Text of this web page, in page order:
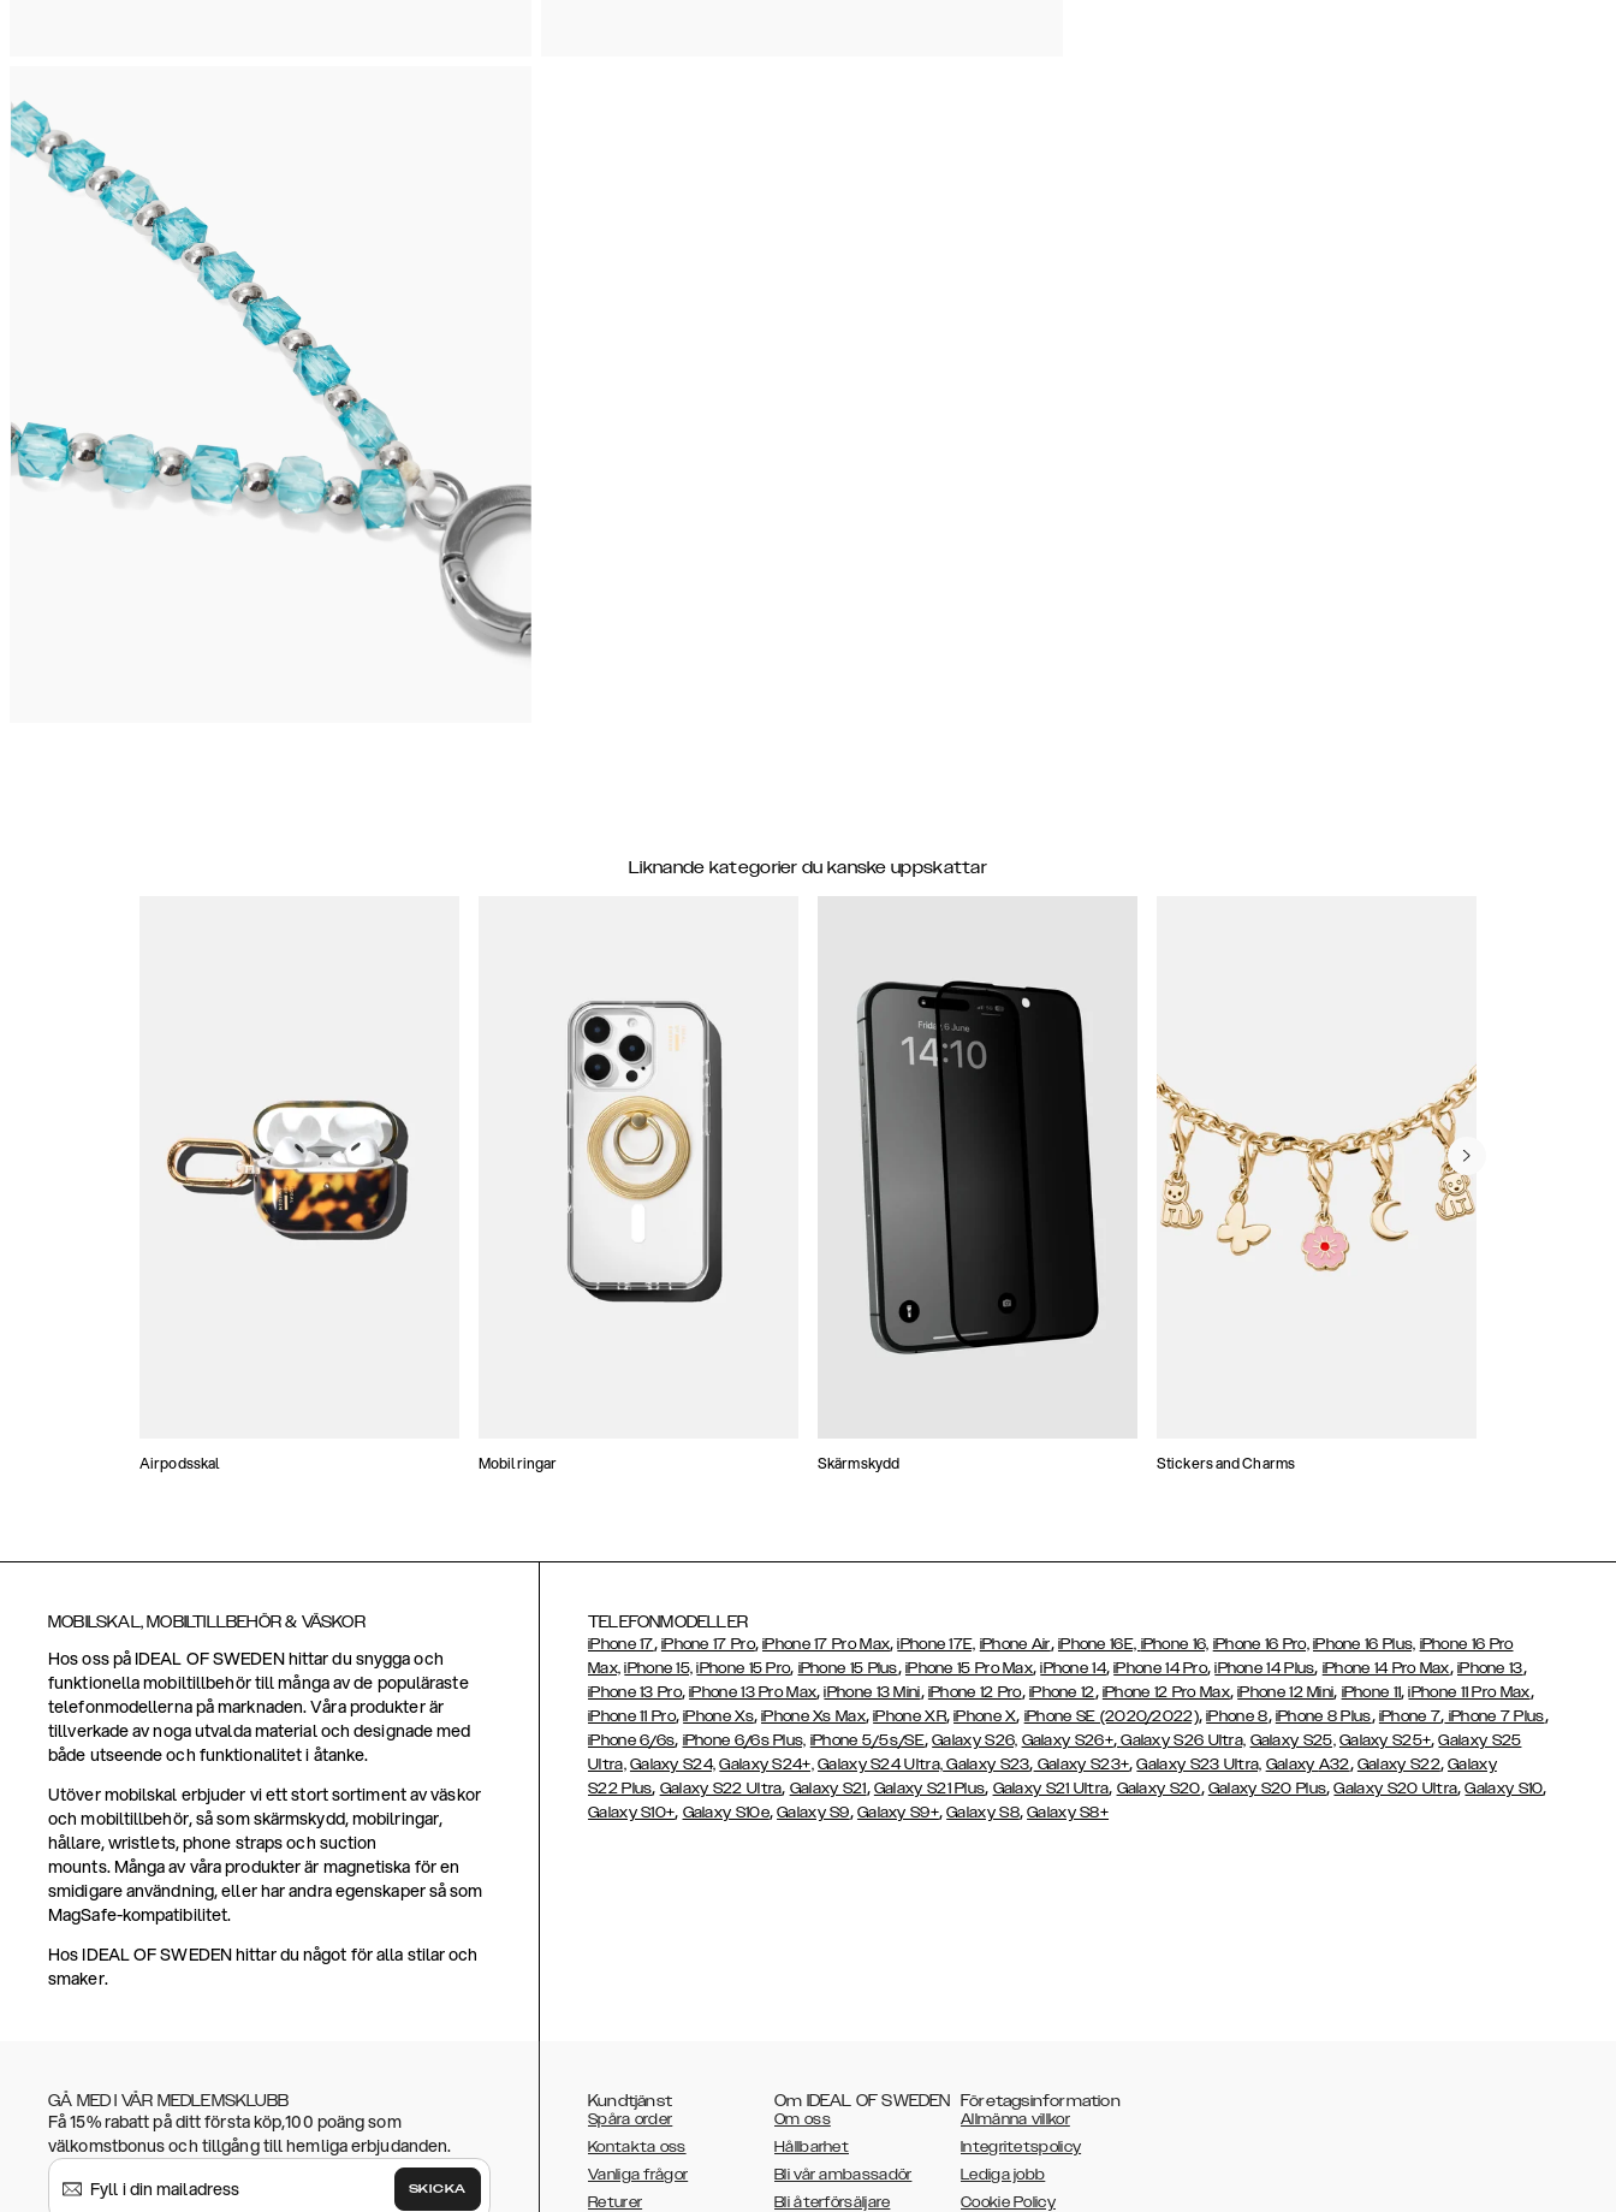
Liknande kategorier du kanske uppskattar
Airpodsskal Mobilringar Skärmskydd Stickers and Charms
MOBILSKAL, MOBILTILLBEHÖR & VÄSKOR
Hos oss på IDEAL OF SWEDEN hittar du snygga och
funktionella mobiltillbehör till många av de populäraste
telefonmodellerna på marknaden. Våra produkter är
tillverkade av noga utvalda material och designade med
både utseende och funktionalitet i åtanke.
Utöver mobilskal erbjuder vi ett stort sortiment av väskor
och mobiltillbehör, så som skärmskydd, mobilringar,
hållare, wristlets, phone straps och suction
mounts. Många av våra produkter är magnetiska för en
smidigare användning, eller har andra egenskaper så som
MagSafe-kompatibilitet.
Hos IDEAL OF SWEDEN hittar du något för alla stilar och
smaker.
TELEFONMODELLER
iPhone 17, iPhone 17 Pro,iPhone 17 Pro Max,iPhone 17E, iPhone Air, iPhone 16E, iPhone 16, iPhone 16 Pro, iPhone 16 Plus, iPhone 16 Pro
Max, iPhone 15, iPhone 15 Pro, iPhone 15 Plus, iPhone 15 Pro Max,iPhone 14,iPhone 14 Pro,iPhone 14 Plus, iPhone 14 Pro Max, iPhone 13,
iPhone 13 Pro,iPhone 13 Pro Max,iPhone 13 Mini, iPhone 12 Pro, iPhone 12, iPhone 12 Pro Max,iPhone 12 Mini, iPhone 11,iPhone 11 Pro Max,
iPhone 11 Pro,iPhone Xs,iPhone Xs Max,iPhone XR,iPhone X, iPhone SE (2020/2022),iPhone 8, iPhone 8 Plus, iPhone 7, iPhone 7 Plus,
iPhone 6/6s, iPhone 6/6s Plus, iPhone 5/5s/SE,Galaxy S26, Galaxy S26+,Galaxy S26 Ultra, Galaxy S25, Galaxy S25+,Galaxy S25
Ultra, Galaxy S24, Galaxy S24+, Galaxy S24 Ultra, Galaxy S23, Galaxy S23+,Galaxy S23 Ultra, Galaxy A32, Galaxy S22,Galaxy
S22 Plus, Galaxy S22 Ultra, Galaxy S21, Galaxy S21 Plus, Galaxy S21 Ultra, Galaxy S20, Galaxy S20 Plus,Galaxy S20 Ultra,Galaxy S10,
Galaxy S10+, Galaxy S10e,Galaxy S9, Galaxy S9+,Galaxy S8,Galaxy S8+
GÅ MED I VÅR MEDLEMSKLUBB
Få 15% rabatt på ditt första köp,100 poäng som
välkomstbonus och tillgång till hemliga erbjudanden.
SKICKA
Kundtjänst
Spåra order
Kontakta oss
Vanliga frågor
Returer
Om IDEAL OF SWEDEN
Om oss
Hållbarhet
Bli vår ambassadör
Bli återförsäljare
Företagsinformation
Allmänna villkor
Integritetspolicy
Lediga jobb
Cookie Policy